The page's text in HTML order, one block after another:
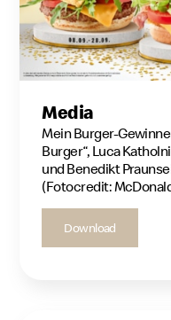
Media
Mein Burger-
Burger“, Luca
und Benedikt
(Fotocredit:
Download